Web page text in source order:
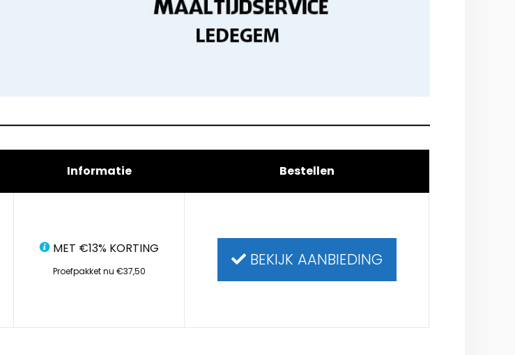
Informatie Bestellen
MET €13% KORTING
Proefpakket nu €37,50
BEKIJK AANBIEDING